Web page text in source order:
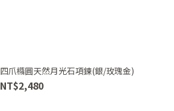
四爪橢圓天然月光石項鍊(銀/玫瑰金)
NT$2,480